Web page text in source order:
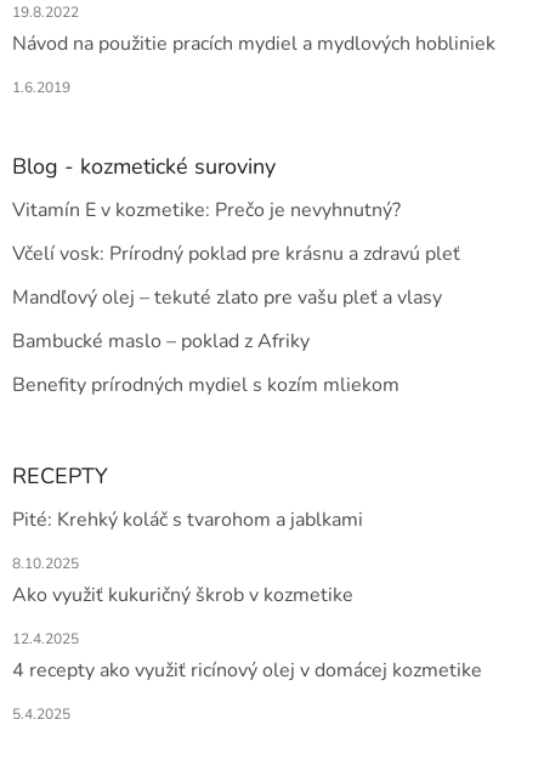
19.8.2022
Návod na použitie pracích mydiel a mydlových hobliniek
1.6.2019
Blog - kozmetické suroviny
Vitamín E v kozmetike: Prečo je nevyhnutný?
Včelí vosk: Prírodný poklad pre krásnu a zdravú pleť
Mandľový olej – tekuté zlato pre vašu pleť a vlasy
Bambucké maslo – poklad z Afriky
Benefity prírodných mydiel s kozím mliekom
RECEPTY
Pité: Krehký koláč s tvarohom a jablkami
8.10.2025
Ako využiť kukuričný škrob v kozmetike
12.4.2025
4 recepty ako využiť ricínový olej v domácej kozmetike
5.4.2025